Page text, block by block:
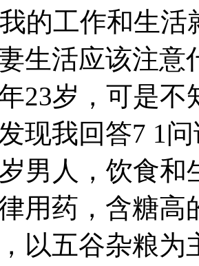
的工作和生
生活应该注意
23岁，可是
现我回答7 1
男人，饮食
用药，含糖
以五谷杂粮为